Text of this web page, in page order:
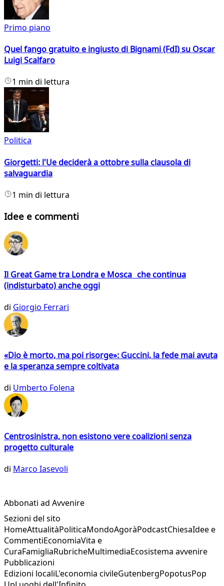
Primo piano
Quel fango gratuito e ingiusto di Bignami (FdI) su Oscar
Luigi Scalfaro
1 min di lettura
Politica
Giorgetti: l'Ue deciderà a ottobre sulla clausola di
salvaguardia
1 min di lettura
Idee e commenti
Il Great Game tra Londra e Mosca che continua
(indisturbato) anche oggi
di Giorgio Ferrari
«Dio è morto, ma poi risorge»: Guccini, la fede mai avuta
e la speranza sempre coltivata
di Umberto Folena
Centrosinistra, non esistono vere coalizioni senza
progetto culturale
di Marco Iasevoli
Abbonati ad Avvenire
Sezioni del sito
HomeAttualitàPoliticaMondoAgoràPodcastChiesaIdee e
CommentiEconomiaVita e
CuraFamigliaRubricheMultimediaEcosistema avvenire
Pubblicazioni
Edizioni localiL'economia civileGutenbergPopotusPop